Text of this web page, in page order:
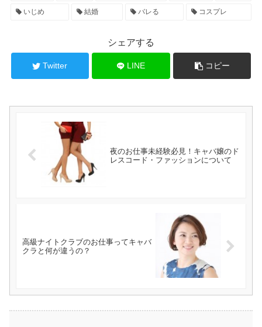
いじめ 結婚 バレる コスプレ
シェアする
Twitter LINE コピー
夜のお仕事未経験必見！キャバ嬢のド
レスコード・ファッションについて
高級ナイトクラブのお仕事ってキャバ
クラと何が違うの？